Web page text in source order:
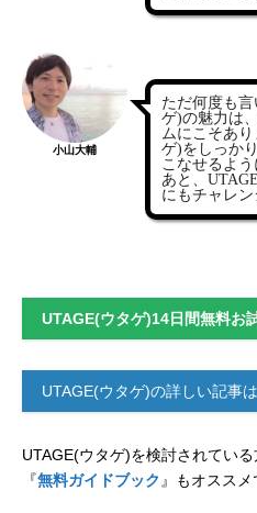
小山大輔
ただ何度も
ゲ)の魅力は
ムにこそあ
ゲ)をしっか
こなせるよう
あと、UTAGE
にもチャレ
UTAGE(ウタゲ)14日間無料お
UTAGE(ウタゲ)の詳しい記事
UTAGE(ウタゲ)を検討されている
『無料ガイドブック』もオススメ